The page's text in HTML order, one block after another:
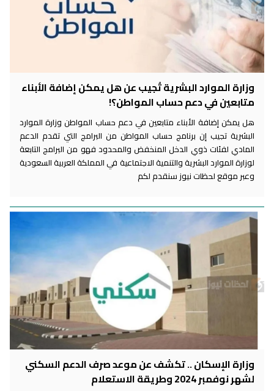
وزارة الموارد البشرية تُجيب عن هل يمكن إضافة الأبناء
متابعين في دعم حساب المواطن؟!
هل يمكن إضافة الأبناء متابعين في دعم حساب المواطن وزارة الموارد
البشرية تجيب إن برنامج حساب المواطن من البرامج التي تقدم الدعم
المادي لفئات ذوي الدخل المنخفض والمحدود فهو من البرامج التابعة
لوزارة الموارد البشرية والتنمية الاجتماعية في المملكة العربية السعودية
وعبر موقع لحظات نيوز سنقدم لكم
وزارة الإسكان .. تكشف عن موعد صرف الدعم السكني
لشهر نوفمبر 2024 وطريقة الاستعلام